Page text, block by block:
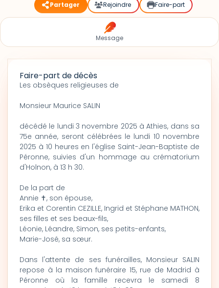
Partager Rejoindre Faire-part
Message
Faire-part de décès
Les obsèques religieuses de
Monsieur Maurice SALIN
décédé le lundi 3 novembre 2025 à Athies, dans sa
75e année, seront célébrées le lundi 10 novembre
2025 à 10 heures en l'église Saint-Jean-Baptiste de
Péronne, suivies d'un hommage au crématorium
d'Holnon, à 13 h 30.
De la part de
Annie ✝, son épouse,
Erika et Corentin CEZILLE, Ingrid et Stéphane MATHON,
ses filles et ses beaux-fils,
Léonie, Léandre, Simon, ses petits-enfants,
Marie-José, sa sœur.
Dans l'attente de ses funérailles, Monsieur SALIN
repose à la maison funéraire 15, rue de Madrid à
Péronne où la famille recevra le samedi 8